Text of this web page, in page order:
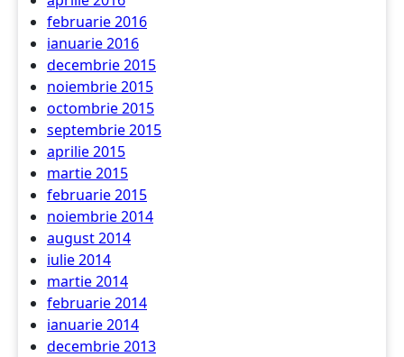
februarie 2016
ianuarie 2016
decembrie 2015
noiembrie 2015
octombrie 2015
septembrie 2015
aprilie 2015
martie 2015
februarie 2015
noiembrie 2014
august 2014
iulie 2014
martie 2014
februarie 2014
ianuarie 2014
decembrie 2013